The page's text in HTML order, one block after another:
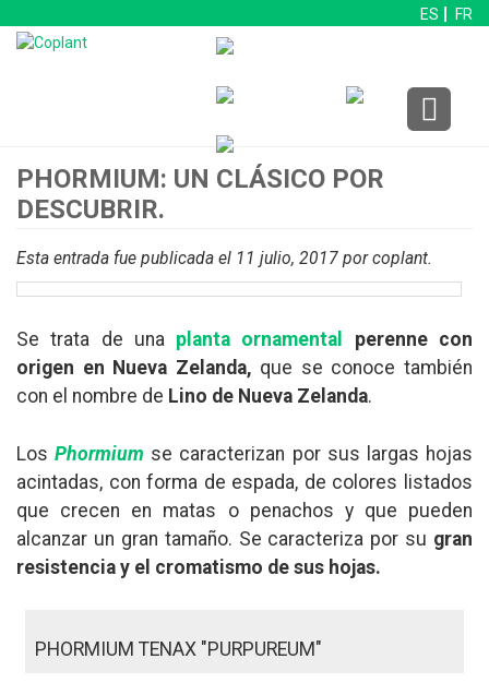
ES FR
PHORMIUM: UN CLÁSICO POR
DESCUBRIR.
Esta entrada fue publicada el 11 julio, 2017 por coplant.
Se trata de una planta ornamental
perenne con
origen en Nueva Zelanda, que se conoce también
con el nombre de Lino de Nueva Zelanda.
LosPhormium se caracterizan por sus largas hojas
acintadas, con forma de espada, de colores listados
que crecen en matas o penachos y que pueden
alcanzar un gran tamaño. Se caracteriza por su gran
resistencia y el cromatismo de sus hojas.
PHORMIUM TENAX "PURPUREUM"